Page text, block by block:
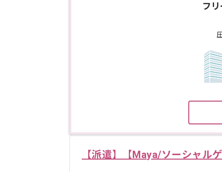
フ
【派遣】【Maya/ソーシャル